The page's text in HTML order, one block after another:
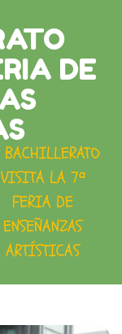
DE
VISITA LA 7ª
FERIA DE
ENSEÑANZAS
ARTÍSTICAS